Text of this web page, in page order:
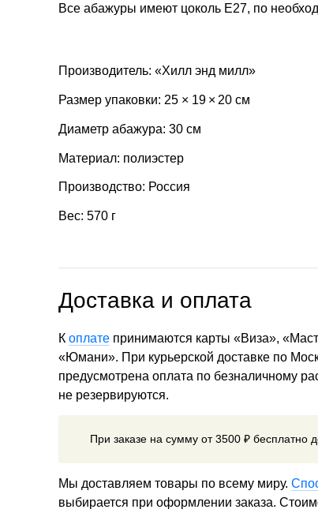
Все абажуры имеют цоколь E27, по
Производитель: «Хилл энд милл»
Размер упаковки: 25 × 19 × 20 см
Диаметр абажура: 30 см
Материал: полиэстер
Производство: Россия
Вес: 570 г
Доставка и оплата
К оплате принимаются карты «Виза»,
«Юмани». При курьерской доставке по
предусмотрена оплата по безналичному
не резервируются.
При заказе на сумму от 3500 ₽ бесплатно
Мы доставляем товары по всему миру.
выбирается при оформлении заказа.